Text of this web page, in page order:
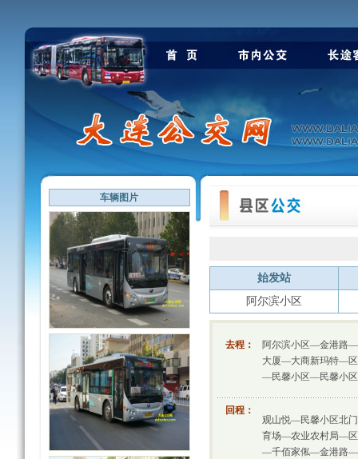
车辆图片
始发站
阿尔滨小区
去程：
阿尔滨小区—金港路
大厦—大商新玛特—
—民馨小区—民馨小
回程：
观山悦—民馨小区北
育场—农业农村局—
—千佰家俬—金港路—